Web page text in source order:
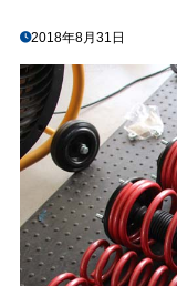
2018年8月31日